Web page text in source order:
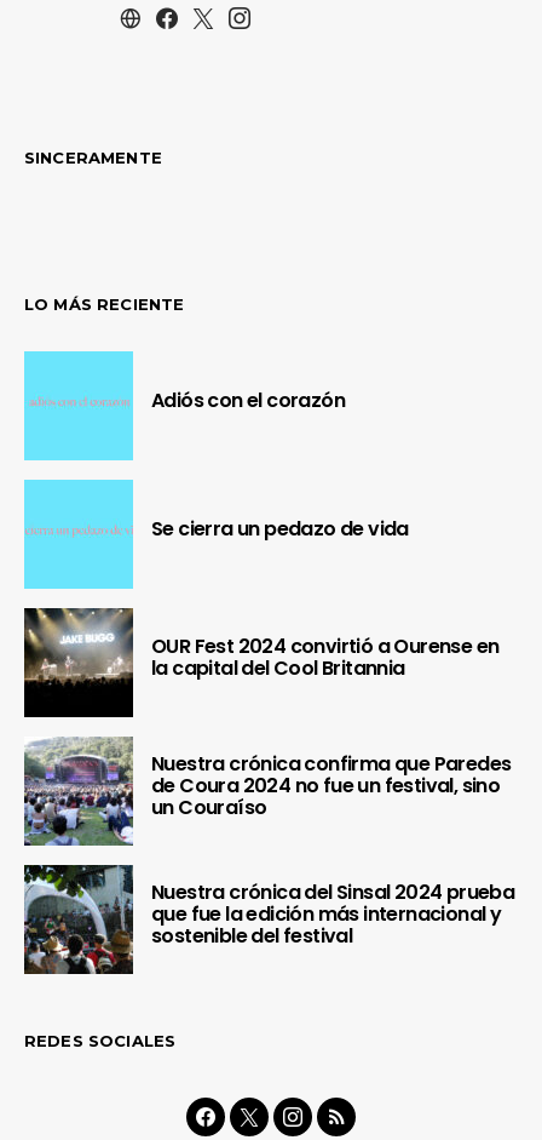
SINCERAMENTE
LO MÁS RECIENTE
Adiós con el corazón
Se cierra un pedazo de vida
OUR Fest 2024 convirtió a Ourense en
la capital del Cool Britannia
Nuestra crónica confirma que Paredes
de Coura 2024 no fue un festival, sino
un Couraíso
Nuestra crónica del Sinsal 2024 prueba
que fue la edición más internacional y
sostenible del festival
REDES SOCIALES